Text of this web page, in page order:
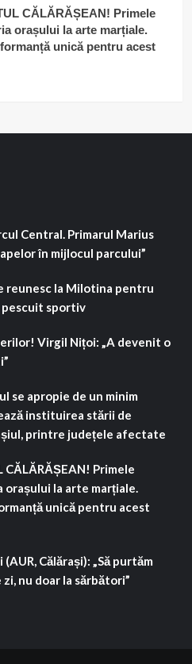
CĂLĂRĂȘEAN! Primele
orașului la arte marțiale.
unică pentru acest
Central. Primarul Marius
în mijlocul parcului”
reunesc la Milotina pentru
pescuit sportiv
Virgil Nițoi: „A devenit o
se apropie de un minim
instituirea stării de
printre județele afectate
CĂLĂRĂȘEAN! Primele
orașului la arte marțiale.
unică pentru acest
Călărași): „Să purtăm
nu doar la sărbători”